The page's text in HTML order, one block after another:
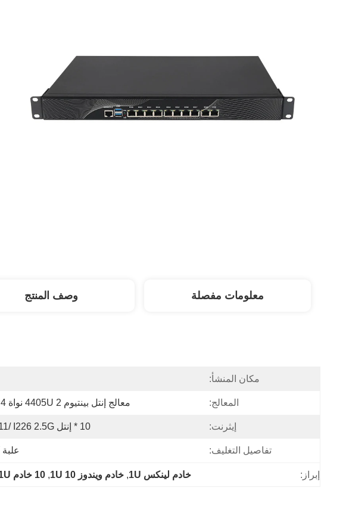
معلومات مفصلة وصف المنتج
مكان المنشأ:
المعالج: معالج إنتل بينتيوم 4405U 2 نواة 4 خيوط
إيثرنت: 10 * إنتل I211/ I226 2.5G لان
تفاصيل التغليف:
إبراز: خادم لينكس 1U , خادم ويندوز 10 1U , 10 خادم Ethernet 1U